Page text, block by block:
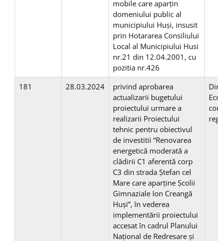
mobile care aparţin
domeniului public al
municipiului Huşi, insusit
prin Hotararea Consiliului
Local al Municipiului Husi
nr.21 din 12.04.2001, cu
pozitia nr.426
181 28.03.2024
privind aprobarea
actualizarii bugetului
proiectului urmare a
realizarii Proiectului
tehnic pentru obiectivul
de investitii “Renovarea
energetică moderată a
clădirii C1 aferentă corp
C3 din strada Ștefan cel
Mare care aparține Școlii
Gimnaziale Ion Creangă
Huși”, în vederea
implementării proiectului
accesat în cadrul Planului
Național de Redresare și